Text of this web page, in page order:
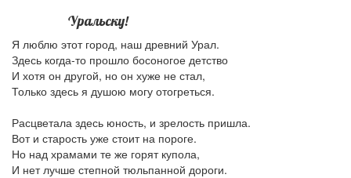
Уральску!
Я люблю этот город, наш древний Урал.
Здесь когда-то прошло босоногое детство
И хотя он другой, но он хуже не стал,
Только здесь я душою могу отогреться.
Расцветала здесь юность, и зрелость пришла.
Вот и старость уже стоит на пороге.
Но над храмами те же горят купола,
И нет лучше степной тюльпанной дороги.